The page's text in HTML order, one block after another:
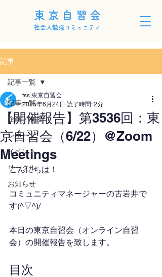
東京自習会
社会人勉強コミュニティ
記事
記事一覧
企画・制度
レポート
イベント
サークル
お知らせ
記事一覧
【開催報告】第3536回：東
京自習会（6/22）@Zoom
Meetings
tss 東京自習会
2025年6月24日 読了時間: 2分
こんにちは！
コミュニティマネージャーの古岩井で
す(^▽^)/
本日の東京自習会（オンライン自習
会）の開催報告を致します。
目次